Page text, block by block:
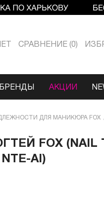
СРАВНЕНИЕ 0
БРЕНДЫ АКЦИИ
ДЛЯ МАНИКЮРА FOX
FOX (NAIL
AI)